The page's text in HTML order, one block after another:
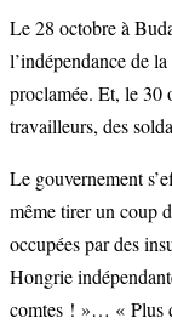
Le 28 octobre à
l’indépendance de
proclamée. Et, le 30
travailleurs, des
Le gouvernement
même tirer un coup
occupées par des
Hongrie
comtes ! »… « Plus